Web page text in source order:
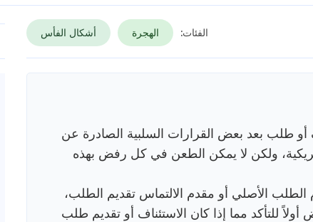
الفئات: الهجرة أشكال الفأس
أو طلب بعد بعض القرارات السلبية الصادرة عن
ولكن لا يمكن الطعن في كل رفض بهذه
الأصلي أو مقدم الالتماس تقديم الطلب،
للتأكد مما إذا كان الاستئناف أو تقديم طلب